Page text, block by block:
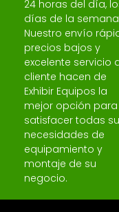
24 horas del día,
días de la
Nuestro envío
precios bajos y
excelente servicio
cliente hacen de
Exhibir Equipos la
mejor opción para
satisfacer todas
necesidades de
equipamiento y
montaje de su
negocio.